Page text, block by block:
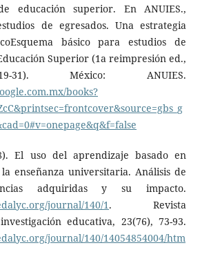
educación superior. En ANUIES.,
de egresados. Una estrategia
básico para estudios de
Superior (1a reimpresión ed.,
31). México: ANUIES.
books?
El uso del aprendizaje basado en
enseñanza universitaria. Análisis de
adquiridas y su impacto.
journal/140/1. Revista
educativa, 23(76), 73-93.
journal/140/14054854004/htm